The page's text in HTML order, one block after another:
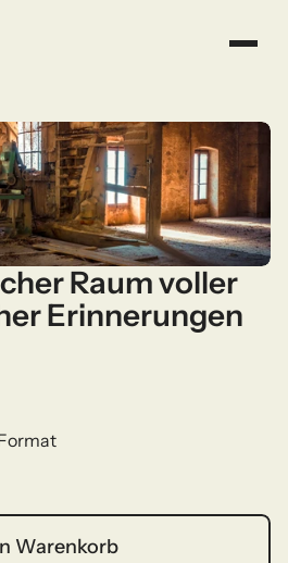
Raum voller
Erinnerungen
Warenkorb